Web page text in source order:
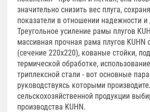
значительно снизить вес плуга,
показатели в отношении надежности и
Треугольное усиление рамы плугов
массивная прочная рама плугов KUHN
(сечение 220х220), кованые стойки,
термической обработке,
триплексной стали - вот основные
руководствуясь которыми
сельскохозяйственной продукции
производства KUHN.